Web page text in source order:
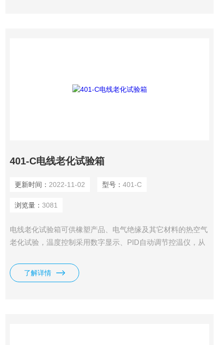
401-C电线老化试验箱
更新时间： 2022-11-02 型号： 401-C
浏览量： 3081
电线老化试验箱可供橡塑产品、电气绝缘及其它材料的热空气
老化试验，温度控制采用数字显示、PID自动调节控温仪，从
装有鼓风电机，使热空气强制对流，促使试样在恒温条件下快
速老化试验。
了解详情